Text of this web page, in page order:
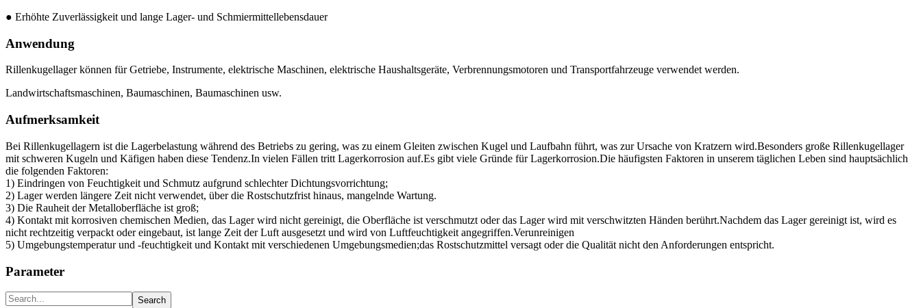
● Erhöhte Zuverlässigkeit und lange Lager- und Schmiermittellebensdauer
Anwendung
Rillenkugellager können für Getriebe, Instrumente, elektrische Maschinen, elektrische Haushaltsgeräte, Verbrennungsmotoren und Transportfahrzeuge verwendet werden.
Landwirtschaftsmaschinen, Baumaschinen, Baumaschinen usw.
Aufmerksamkeit
Bei Rillenkugellagern ist die Lagerbelastung während des Betriebs zu gering, was zu einem Gleiten zwischen Kugel und Laufbahn führt, was zur Ursache von Kratzern wird.Besonders große Rillenkugellager
mit schweren Kugeln und Käfigen haben diese Tendenz.In vielen Fällen tritt Lagerkorrosion auf.Es gibt viele Gründe für Lagerkorrosion.Die häufigsten Faktoren in unserem täglichen Leben sind hauptsächlich
die folgenden Faktoren:
1) Eindringen von Feuchtigkeit und Schmutz aufgrund schlechter Dichtungsvorrichtung;
2) Lager werden längere Zeit nicht verwendet, über die Rostschutzfrist hinaus, mangelnde Wartung.
3) Die Rauheit der Metalloberfläche ist groß;
4) Kontakt mit korrosiven chemischen Medien, das Lager wird nicht gereinigt, die Oberfläche ist verschmutzt oder das Lager wird mit verschwitzten Händen berührt.Nachdem das Lager gereinigt ist, wird es
nicht rechtzeitig verpackt oder eingebaut, ist lange Zeit der Luft ausgesetzt und wird von Luftfeuchtigkeit angegriffen.Verunreinigen
5) Umgebungstemperatur und -feuchtigkeit und Kontakt mit verschiedenen Umgebungsmedien;das Rostschutzmittel versagt oder die Qualität nicht den Anforderungen entspricht.
Parameter